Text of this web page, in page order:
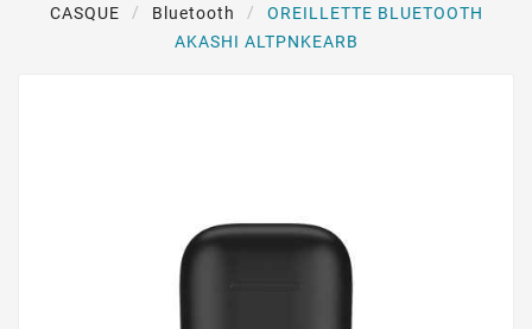
CASQUE
Bluetooth
OREILLETTE BLUETOOTH
AKASHI ALTPNKEARB